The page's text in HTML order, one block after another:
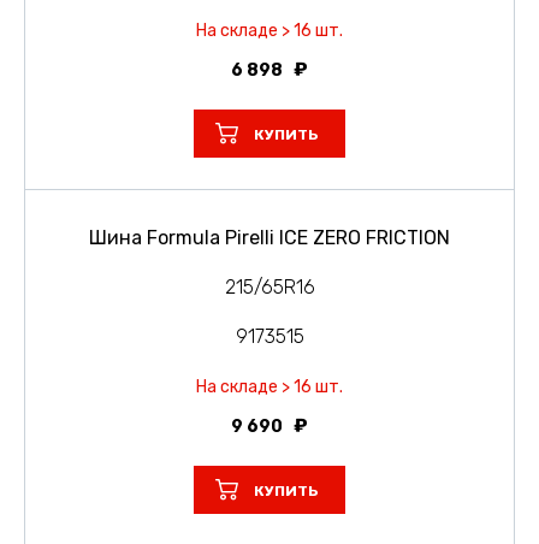
На складе > 16 шт.
6 898
КУПИТЬ
Шина Formula Pirelli ICE ZERO FRICTION
215/65R16
9173515
На складе > 16 шт.
9 690
КУПИТЬ